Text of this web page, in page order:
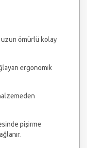
uzun ömürlü kolay
ergonomik
pişirme